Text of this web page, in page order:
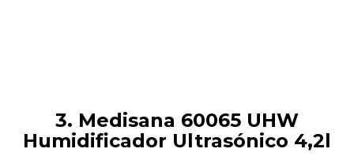
3. Medisana 60065 UHW
Humidificador Ultrasónico 4,2l